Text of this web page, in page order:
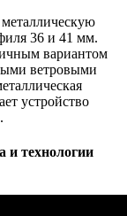
36 и 41 мм.
вариантом
ветровыми
устройство
и технологии